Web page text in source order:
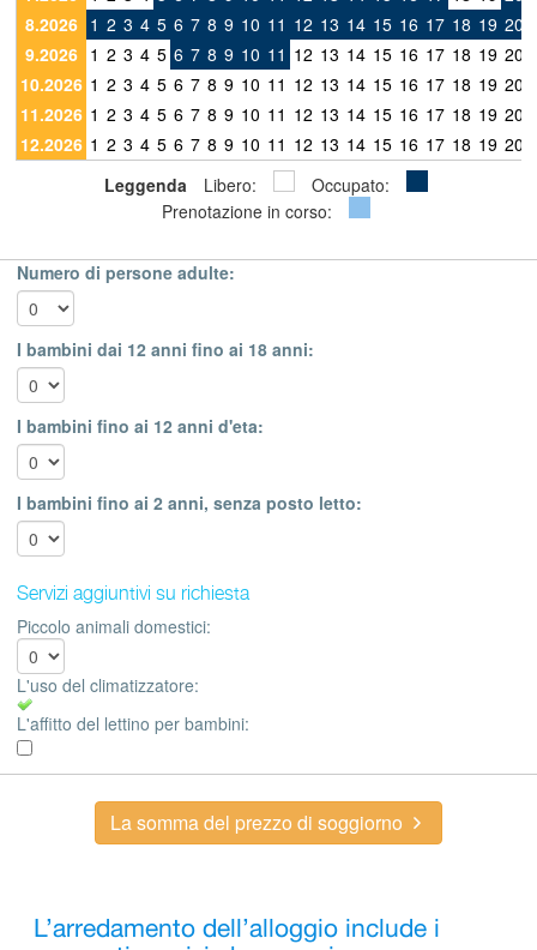
8.2026 1 2 3 4 5 6 7 8 9 10 11 12 13 14 15 16 17 18 19 20
9.2026 1 2 3 4 5 6 7 8 9 10 11 12 13 14 15 16 17 18 19 20
10.2026 1 2 3 4 5 6 7 8 9 10 11 12 13 14 15 16 17 18 19 20
11.2026 1 2 3 4 5 6 7 8 9 10 11 12 13 14 15 16 17 18 19 20
12.2026 1 2 3 4 5 6 7 8 9 10 11 12 13 14 15 16 17 18 19 20
Leggenda
Libero:
Occupato:
Prenotazione in corso:
Numero di persone adulte:
I bambini dai 12 anni fino ai 18 anni:
I bambini fino ai 12 anni d'eta:
I bambini fino ai 2 anni, senza posto letto:
Servizi aggiuntivi su richiesta
Piccolo animali domestici:
L'uso del climatizzatore:
L'affitto del lettino per bambini:
La somma del prezzo di soggiorno
L’arredamento dell’alloggio include i